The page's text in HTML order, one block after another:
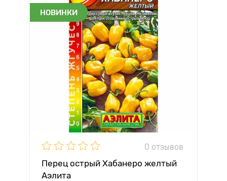
НОВИНКИ
0 отзывов
Перец острый Хабанеро желтый
Аэлита